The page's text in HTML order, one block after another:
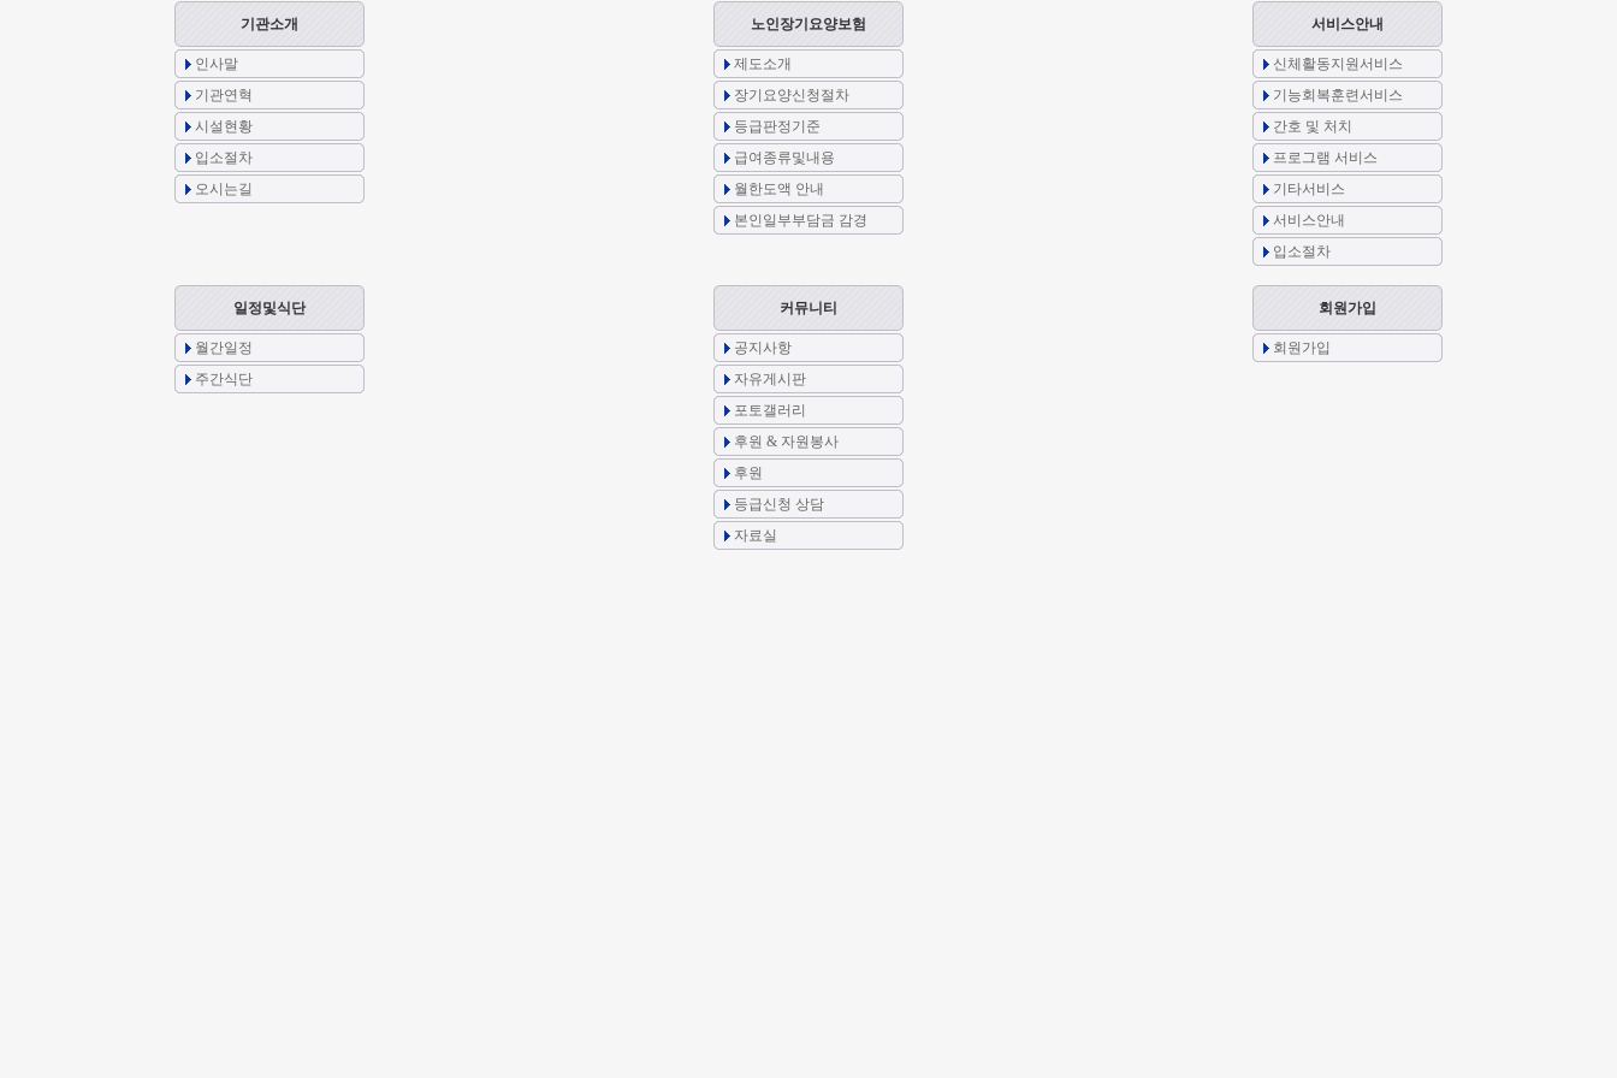
기관소개
인사말
기관연혁
시설현황
입소절차
오시는길
노인장기요양보험
제도소개
장기요양신청절차
등급판정기준
급여종류및내용
월한도액 안내
본인일부부담금 감경
서비스안내
신체활동지원서비스
기능회복훈련서비스
간호 및 처치
프로그램 서비스
기타서비스
서비스안내
입소절차
일정및식단
월간일정
주간식단
커뮤니티
공지사항
자유게시판
포토갤러리
후원 & 자원봉사
후원
등급신청 상담
자료실
회원가입
회원가입